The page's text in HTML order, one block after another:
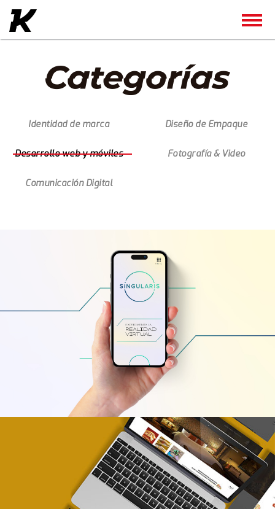
Identidad de marca Diseño de Empaque
Desarrollo web y móviles Fotografía & Video
Comunicación Digital